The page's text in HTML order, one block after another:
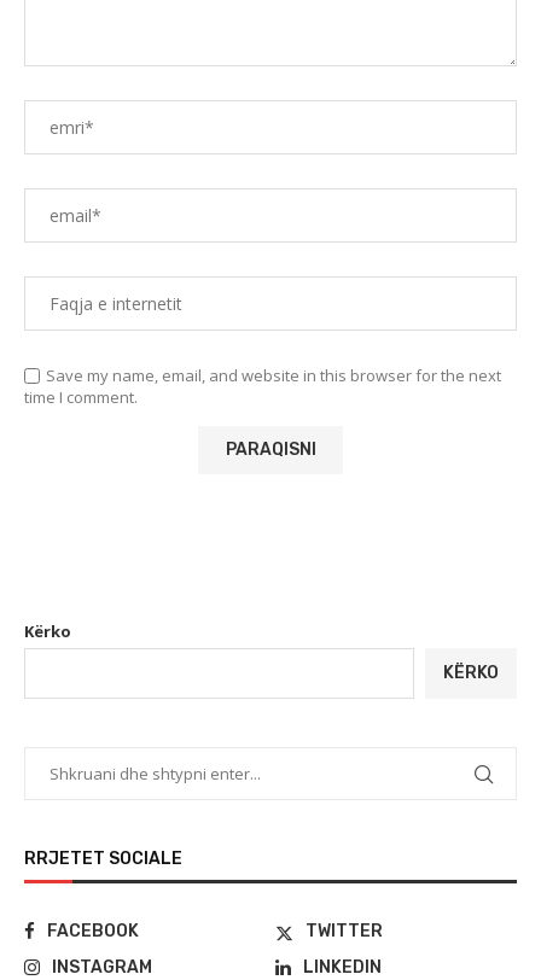
Save my name, email, and website in this browser for the next
time I comment.
Kërko
KËRKO
RRJETET SOCIALE
FACEBOOK
TWITTER
INSTAGRAM
LINKEDIN